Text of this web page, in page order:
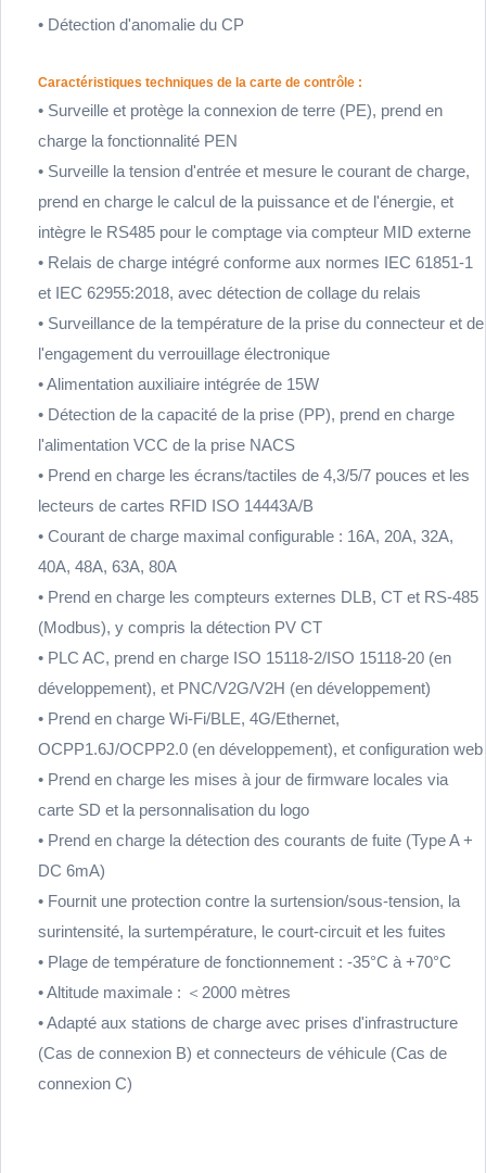
• Détection d'anomalie du CP
Caractéristiques techniques de la carte de contrôle :
• Surveille et protège la connexion de terre (PE), prend en
charge la fonctionnalité PEN
• Surveille la tension d'entrée et mesure le courant de charge,
prend en charge le calcul de la puissance et de l'énergie, et
intègre le RS485 pour le comptage via compteur MID externe
• Relais de charge intégré conforme aux normes IEC 61851-1
et IEC 62955:2018, avec détection de collage du relais
• Surveillance de la température de la prise du connecteur et de
l'engagement du verrouillage électronique
• Alimentation auxiliaire intégrée de 15W
• Détection de la capacité de la prise (PP), prend en charge
l'alimentation VCC de la prise NACS
• Prend en charge les écrans/tactiles de 4,3/5/7 pouces et les
lecteurs de cartes RFID ISO 14443A/B
• Courant de charge maximal configurable : 16A, 20A, 32A,
40A, 48A, 63A, 80A
• Prend en charge les compteurs externes DLB, CT et RS-485
(Modbus), y compris la détection PV CT
• PLC AC, prend en charge ISO 15118-2/ISO 15118-20 (en
développement), et PNC/V2G/V2H (en développement)
• Prend en charge Wi-Fi/BLE, 4G/Ethernet,
OCPP1.6J/OCPP2.0 (en développement), et configuration web
• Prend en charge les mises à jour de firmware locales via
carte SD et la personnalisation du logo
• Prend en charge la détection des courants de fuite (Type A +
DC 6mA)
• Fournit une protection contre la surtension/sous-tension, la
surintensité, la surtempérature, le court-circuit et les fuites
• Plage de température de fonctionnement : -35°C à +70°C
• Altitude maximale : ＜2000 mètres
• Adapté aux stations de charge avec prises d'infrastructure
(Cas de connexion B) et connecteurs de véhicule (Cas de
connexion C)